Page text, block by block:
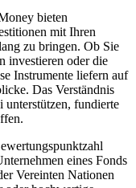
bieten
mit Ihren
zu bringen. Ob Sie
investieren oder die
Instrumente liefern auf
Das Verständnis
unterstützen, fundierte
eines Fonds
Vereinten Nationen